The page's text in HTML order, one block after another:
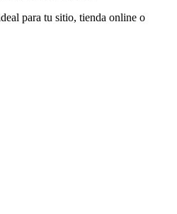
para tu sitio, tienda online o